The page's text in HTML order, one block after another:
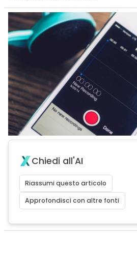
Chiedi all'AI
Riassumi questo articolo
Approfondisci con altre fonti